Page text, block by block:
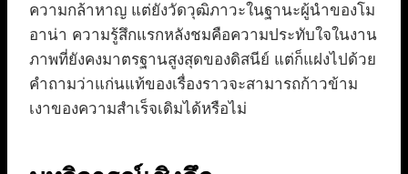
ความกล้าหาญ แต่ยังวัดวุฒิภาวะในฐานะผู้นำของโม
อาน่า ความรู้สึกแรกหลังชมคือความประทับใจในงาน
ภาพที่ยังคงมาตรฐานสูงสุดของดิสนีย์ แต่ก็แฝงไปด้วย
คำถามว่าแก่นแท้ของเรื่องราวจะสามารถก้าวข้าม
เงาของความสำเร็จเดิมได้หรือไม่